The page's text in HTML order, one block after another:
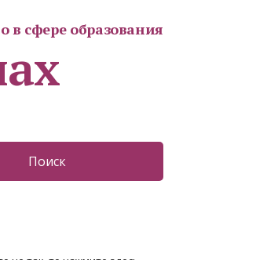
в сфере образования
Поиск